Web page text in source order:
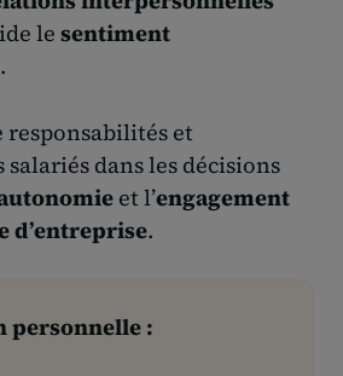
le sentiment
.
responsabilités et
dans les décisions
et l’engagement
d’entreprise.
personnelle :